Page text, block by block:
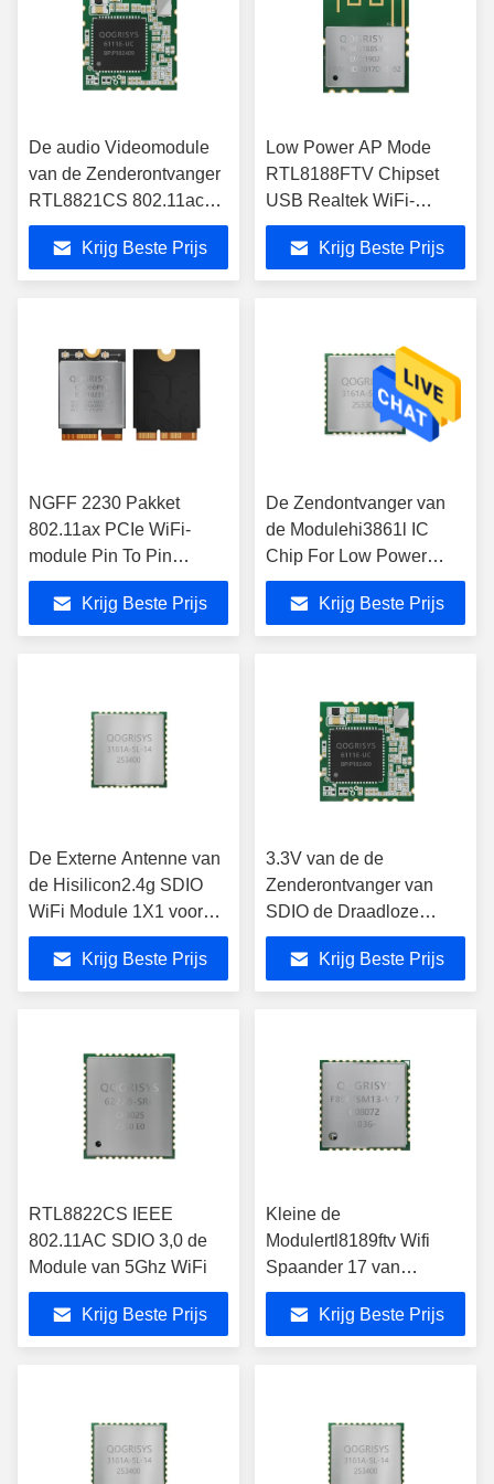
De audio Videomodule
van de Zenderontvanger
RTL8821CS 802.11ac
Wifi
Krijg Beste Prijs
Low Power AP Mode
RTL8188FTV Chipset
USB Realtek WiFi-
module
Krijg Beste Prijs
NGFF 2230 Pakket
802.11ax PCIe WiFi-
module Pin To Pin
QCA2066 Wifi draadloze
moduleKrijg Beste Prijs
De Zendontvanger van
de Modulehi3861l IC
Chip For Low Power
Wireless Gegevens van
SDIO WiFiKrijg Beste Prijs
De Externe Antenne van
de Hisilicon2.4g SDIO
WiFi Module 1X1 voor
NVR-IPC
Krijg Beste Prijs
3.3V van de de
Zenderontvanger van
SDIO de Draadloze
Module Realtek
RTL8821CS UART PCM
Krijg Beste Prijs
RTL8822CS IEEE
802.11AC SDIO 3,0 de
Module van 5Ghz WiFi
Krijg Beste Prijs
Kleine de
Modulertl8189ftv Wifi
Spaander 17 van
Grootterealtek WiFi de
Antenne van Pin With rf
Krijg Beste Prijs